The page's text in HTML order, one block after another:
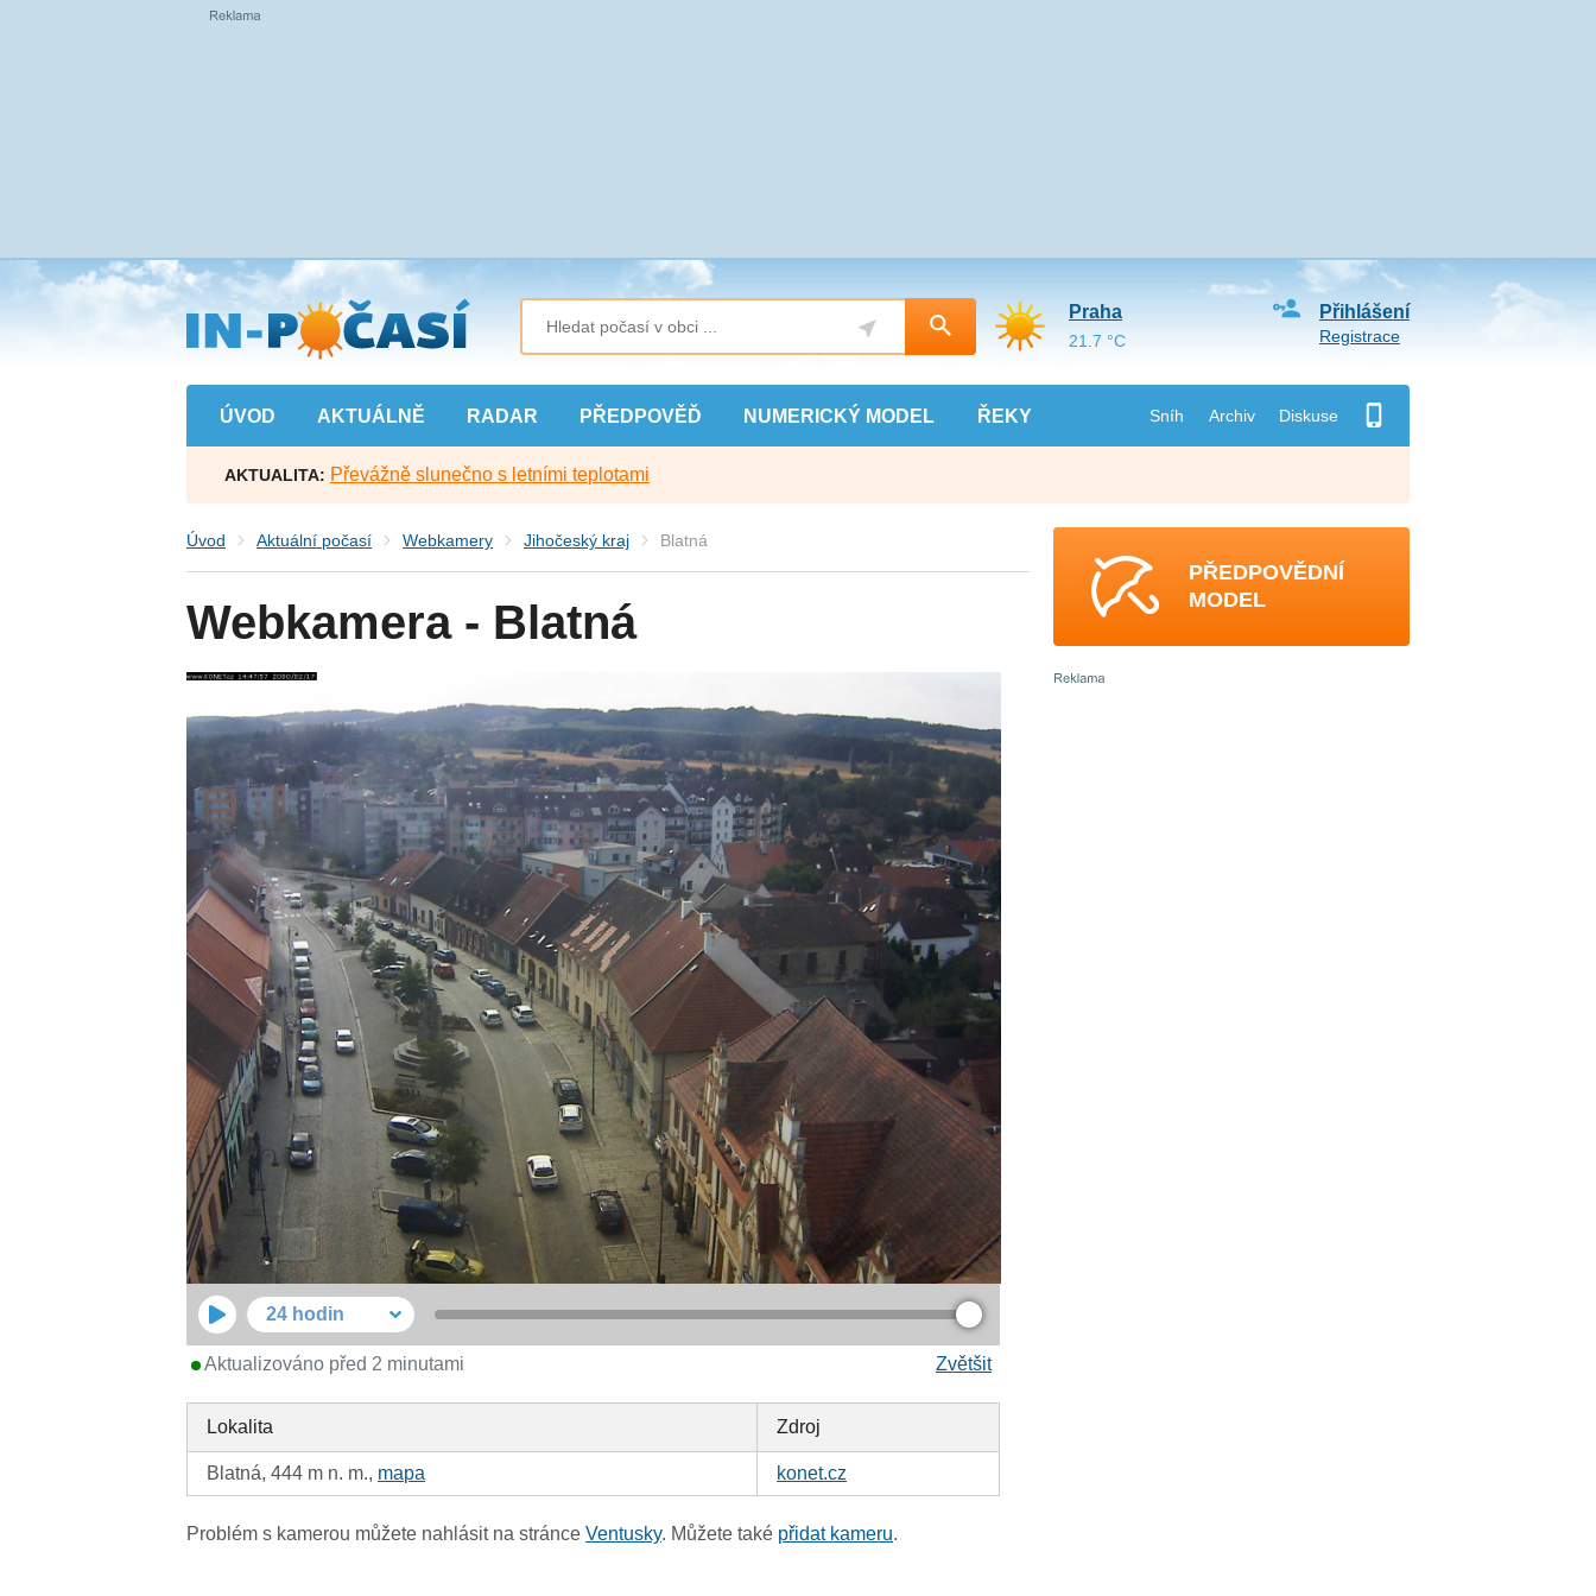
Přejít
na
hlavní
obsah
ÚVOD AKTUÁLNĚ RADAR PŘEDPOVĚĎ NUMERICKÝ MODEL ŘEKY Sníh Archiv Diskuse
Přihlášení
Registrace
Praha
21.7 °C
AKTUALITA: Převážně slunečno s letními teplotami
Úvod Aktuální počasí Webkamery Jihočeský kraj Blatná
Webkamera - Blatná
24 hodin
Zvětšit
Aktualizováno před 2 minutami
Lokalita Zdroj
Blatná, 444 m n. m., mapa konet.cz
Problém s kamerou můžete nahlásit na stránceVentusky. Můžete také přidat kameru.
PŘEDPOVĚDNÍ
MODEL